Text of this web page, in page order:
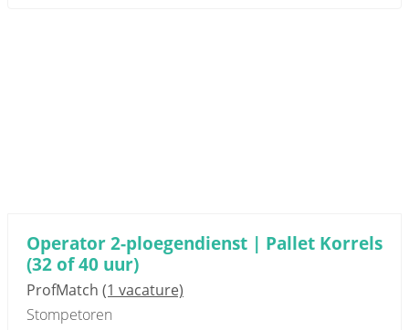
Operator 2-ploegendienst | Pallet Korrels
(32 of 40 uur)
ProfMatch (1 vacature)
Stompetoren